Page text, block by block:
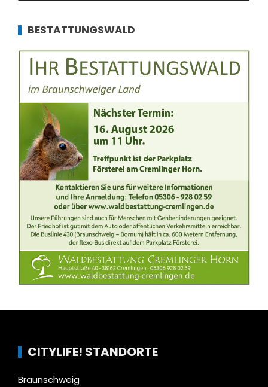
BESTATTUNGSWALD
CITYLIFE! STANDORTE
Braunschweig